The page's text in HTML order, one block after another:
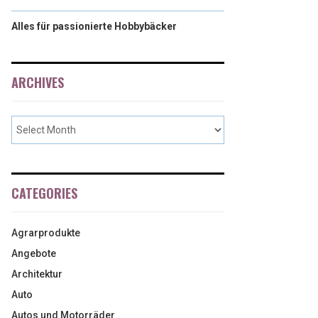
Alles für passionierte Hobbybäcker
ARCHIVES
CATEGORIES
Agrarprodukte
Angebote
Architektur
Auto
Autos und Motorräder